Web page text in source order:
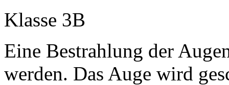
Klasse 3B
Eine Bestrahlung der
werden. Das Auge wird